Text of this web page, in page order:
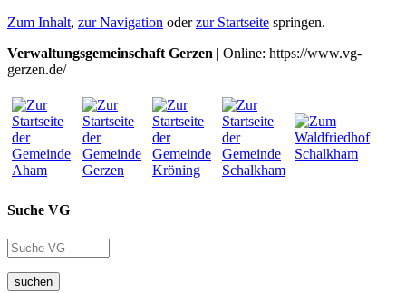
Zum Inhalt, zur Navigation oderzur Startseite springen.
Verwaltungsgemeinschaft Gerzen | Online: https://www.vg-
gerzen.de/
Suche VG
suchen